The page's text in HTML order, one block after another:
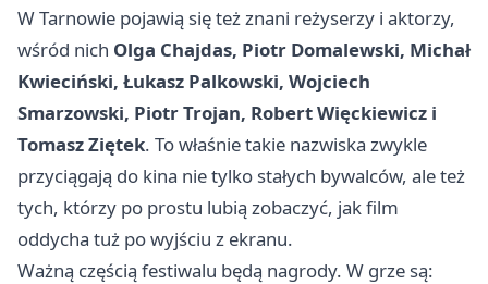
W Tarnowie pojawią się też znani reżyserzy i aktorzy,
wśród nich Olga Chajdas, Piotr Domalewski, Michał
Kwieciński, Łukasz Palkowski, Wojciech
Smarzowski, Piotr Trojan, Robert Więckiewicz i
Tomasz Ziętek. To właśnie takie nazwiska zwykle
przyciągają do kina nie tylko stałych bywalców, ale też
tych, którzy po prostu lubią zobaczyć, jak film
oddycha tuż po wyjściu z ekranu.
Ważną częścią festiwalu będą nagrody. W grze są: